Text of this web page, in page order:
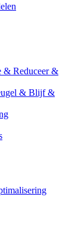
Reduceer &
& Blijf &